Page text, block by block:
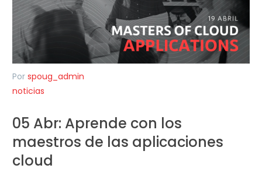
Por spoug_admin
noticias
05 Abr: Aprende con los
maestros de las aplicaciones
cloud